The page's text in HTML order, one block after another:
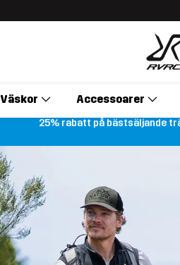
Väskor Accessoarer
25% rabatt på bästsäljande